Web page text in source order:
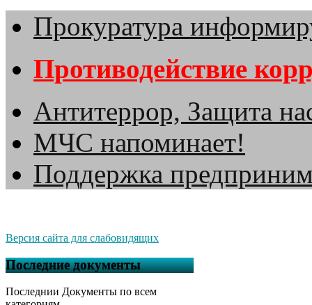
Прокуратура
Противодействие
Антитеррор, Защита
МЧС напоминает!
Поддержка
Версия сайта для слабовидящих
Последние документы
Последнии Документы по всем